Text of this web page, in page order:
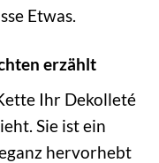
Etwas.
erzählt
Ihr Dekolleté
Sie ist ein
hervorhebt